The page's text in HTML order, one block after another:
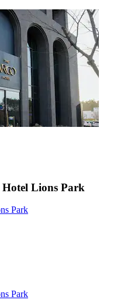
Hotel Lions Park
Park
Park